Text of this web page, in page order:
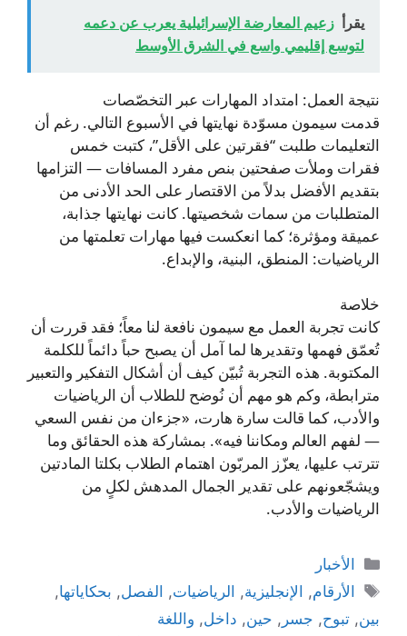
يقرأ زعيم المعارضة الإسرائيلية يعرب عن دعمه
لتوسع إقليمي واسع في الشرق الأوسط
نتيجة العمل: امتداد المهارات عبر التخصّصات
قدمت سيمون مسوّدة نهايتها في الأسبوع التالي. رغم أن
التعليمات طلبت “فقرتين على الأقل”، كتبت خمس
فقرات وملأت صفحتين بنص مفرد المسافات — التزامها
بتقديم الأفضل بدلاً من الاقتصار على الحد الأدنى من
المتطلبات من سمات شخصيتها. كانت نهايتها جذابة،
عميقة ومؤثرة؛ كما انعكست فيها مهارات تعلمتها من
الرياضيات: المنطق، البنية، والإبداع.
خلاصة
كانت تجربة العمل مع سيمون نافعة لنا معاً؛ فقد قررت أن
تُعمّق فهمها وتقديرها لما آمل أن يصبح حباً دائماً للكلمة
المكتوبة. هذه التجربة تُبيّن كيف أن أشكال التفكير والتعبير
مترابطة، وكم هو مهم أن نُوضح للطلاب أن الرياضيات
والأدب، كما قالت سارة هارت، «جزءان من نفس السعي
— لفهم العالم ومكاننا فيه». بمشاركة هذه الحقائق وما
تترتب عليها، يعزّز المربّون اهتمام الطلاب بكلتا المادتين
ويشجّعونهم على تقدير الجمال المدهش لكلٍ من
الرياضيات والأدب.
التصنيفات
الأخبار
الوسوم
الأرقام, الإنجليزية, الرياضيات, الفصل, بحكاياتها,
بين, تبوح, جسر , حين, داخل, واللغة